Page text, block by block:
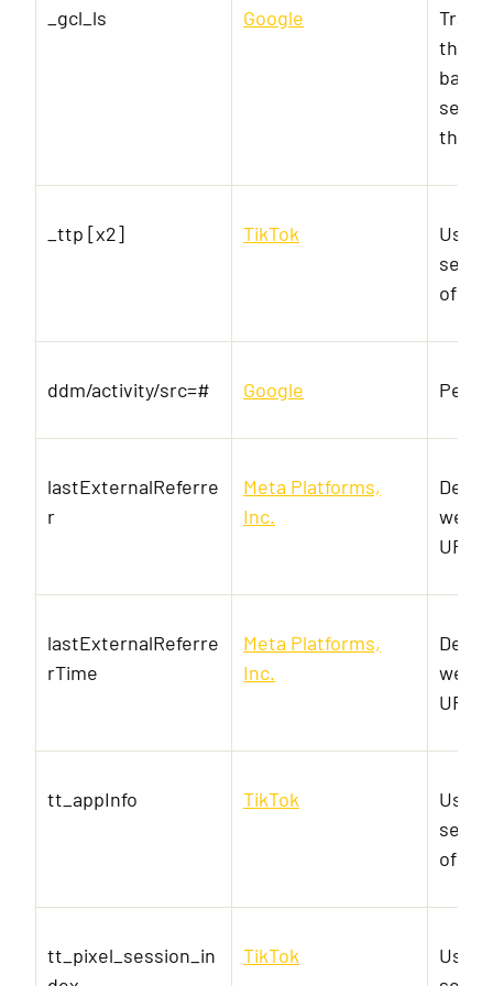
_gcl_ls Google
the
the
_ttp [x2] TikTok
Used
of
ddm/activity/src=# Google
lastExternalReferre
r
Meta Platforms,
Inc.
URL-
lastExternalReferre
rTime
Meta Platforms,
Inc.
URL-
tt_appInfo TikTok
Used
of
tt_pixel_session_in
TikTok
Used